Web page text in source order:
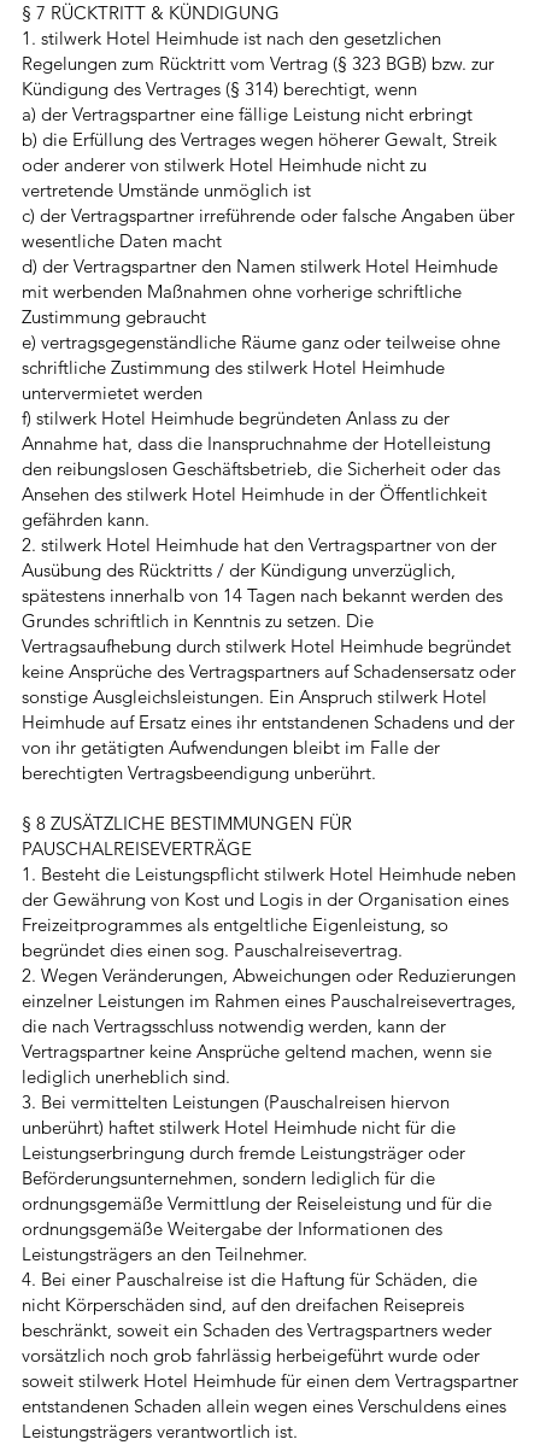
§ 7 RÜCKTRITT & KÜNDIGUNG
1. stilwerk Hotel Heimhude ist nach den gesetzlichen
Regelungen zum Rücktritt vom Vertrag (§ 323 BGB) bzw. zur
Kündigung des Vertrages (§ 314) berechtigt, wenn
a) der Vertragspartner eine fällige Leistung nicht erbringt
b) die Erfüllung des Vertrages wegen höherer Gewalt, Streik
oder anderer von stilwerk Hotel Heimhude nicht zu
vertretende Umstände unmöglich ist
c) der Vertragspartner irreführende oder falsche Angaben über
wesentliche Daten macht
d) der Vertragspartner den Namen stilwerk Hotel Heimhude
mit werbenden Maßnahmen ohne vorherige schriftliche
Zustimmung gebraucht
e) vertragsgegenständliche Räume ganz oder teilweise ohne
schriftliche Zustimmung des stilwerk Hotel Heimhude
untervermietet werden
f) stilwerk Hotel Heimhude begründeten Anlass zu der
Annahme hat, dass die Inanspruchnahme der Hotelleistung
den reibungslosen Geschäftsbetrieb, die Sicherheit oder das
Ansehen des stilwerk Hotel Heimhude in der Öffentlichkeit
gefährden kann.
2. stilwerk Hotel Heimhude hat den Vertragspartner von der
Ausübung des Rücktritts / der Kündigung unverzüglich,
spätestens innerhalb von 14 Tagen nach bekannt werden des
Grundes schriftlich in Kenntnis zu setzen. Die
Vertragsaufhebung durch stilwerk Hotel Heimhude begründet
keine Ansprüche des Vertragspartners auf Schadensersatz oder
sonstige Ausgleichsleistungen. Ein Anspruch stilwerk Hotel
Heimhude auf Ersatz eines ihr entstandenen Schadens und der
von ihr getätigten Aufwendungen bleibt im Falle der
berechtigten Vertragsbeendigung unberührt.
§ 8 ZUSÄTZLICHE BESTIMMUNGEN FÜR
PAUSCHALREISEVERTRÄGE
1. Besteht die Leistungspflicht stilwerk Hotel Heimhude neben
der Gewährung von Kost und Logis in der Organisation eines
Freizeitprogrammes als entgeltliche Eigenleistung, so
begründet dies einen sog. Pauschalreisevertrag.
2. Wegen Veränderungen, Abweichungen oder Reduzierungen
einzelner Leistungen im Rahmen eines Pauschalreisevertrages,
die nach Vertragsschluss notwendig werden, kann der
Vertragspartner keine Ansprüche geltend machen, wenn sie
lediglich unerheblich sind.
3. Bei vermittelten Leistungen (Pauschalreisen hiervon
unberührt) haftet stilwerk Hotel Heimhude nicht für die
Leistungserbringung durch fremde Leistungsträger oder
Beförderungsunternehmen, sondern lediglich für die
ordnungsgemäße Vermittlung der Reiseleistung und für die
ordnungsgemäße Weitergabe der Informationen des
Leistungsträgers an den Teilnehmer.
4. Bei einer Pauschalreise ist die Haftung für Schäden, die
nicht Körperschäden sind, auf den dreifachen Reisepreis
beschränkt, soweit ein Schaden des Vertragspartners weder
vorsätzlich noch grob fahrlässig herbeigeführt wurde oder
soweit stilwerk Hotel Heimhude für einen dem Vertragspartner
entstandenen Schaden allein wegen eines Verschuldens eines
Leistungsträgers verantwortlich ist.